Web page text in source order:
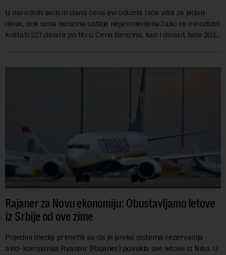
U narednih sedam dana cena evrodizela biće viša za jedan
dinar, dok cena benzina ostaje nepromenjena.Tako će evrodizel
koštati 227 dinara po litru. Cena benzina, kao i dosad, biće 202
Rajaner za Novu ekonomiju: Obustavljamo letove
iz Srbije od ove zime
Pojedini mediji primetili su da je preko sistema rezervacija
avio-kompanija Ryanair (Rajaner) povukla sve letove iz Niša. U